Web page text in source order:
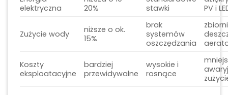
elektryczna
20%
stawki
PV i
Zużycie wody
niższe o ok.
15%
brak
systemów
oszczędzania
Koszty
eksploatacyjne
bardziej
przewidywalne
wysokie i
rosnące